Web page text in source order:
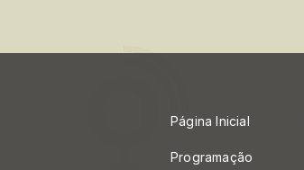
Página Inicial
Programação